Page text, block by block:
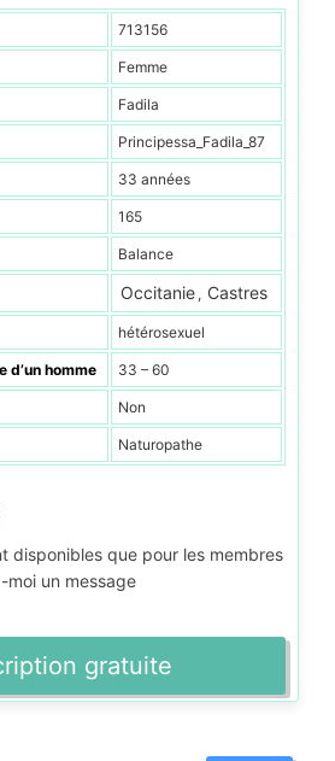
713156
Femme
Fadila
Principessa_Fadila_87
33 années
165
Balance
Occitanie , Castres
hétérosexuel
d’un homme 33 – 60
Non
Naturopathe
disponibles que pour les membres
moi un message
gratuite